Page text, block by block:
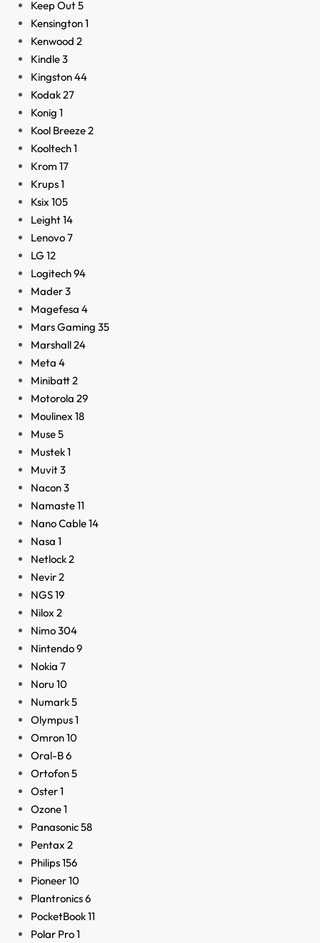
Keep Out5
Kensington1
Kenwood 2
Kindle3
Kingston44
Kodak27
Konig 1
Kool Breeze2
Kooltech1
Krom 17
Krups1
Ksix 105
Leight14
Lenovo7
LG 12
Logitech94
Mader3
Magefesa 4
Mars Gaming 35
Marshall24
Meta 4
Minibatt2
Motorola 29
Moulinex 18
Muse5
Mustek1
Muvit3
Nacon3
Namaste11
Nano Cable14
Nasa 1
Netlock2
Nevir2
NGS19
Nilox 2
Nimo304
Nintendo9
Nokia 7
Noru 10
Numark5
Olympus1
Omron10
Oral-B6
Ortofon5
Oster1
Ozone1
Panasonic58
Pentax 2
Philips156
Pioneer10
Plantronics6
PocketBook11
Polar Pro1